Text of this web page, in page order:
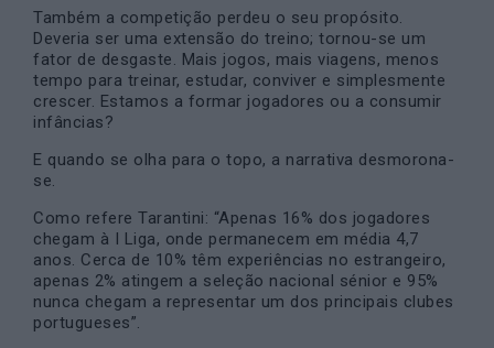
Também a competição perdeu o seu propósito.
Deveria ser uma extensão do treino; tornou-se um
fator de desgaste. Mais jogos, mais viagens, menos
tempo para treinar, estudar, conviver e simplesmente
crescer. Estamos a formar jogadores ou a consumir
infâncias?
E quando se olha para o topo, a narrativa desmorona-
se.
Como refere Tarantini: “Apenas 16% dos jogadores
chegam à I Liga, onde permanecem em média 4,7
anos. Cerca de 10% têm experiências no estrangeiro,
apenas 2% atingem a seleção nacional sénior e 95%
nunca chegam a representar um dos principais clubes
portugueses”.